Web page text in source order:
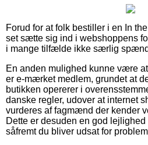
Forud for at folk bestiller i en In
set sætte sig ind i webshoppens
i mange tilfælde ikke særlig
En anden mulighed kunne være
er e-mærket medlem, grundet at
butikken opererer i
danske regler, udover at internet
vurderes af fagmænd der kender
Dette er desuden en god
såfremt du bliver udsat for